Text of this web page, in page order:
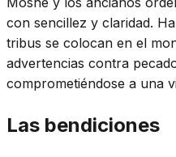
con sencillez y claridad.
tribus se colocan en el
advertencias contra
comprometiéndose a una
Las bendiciones